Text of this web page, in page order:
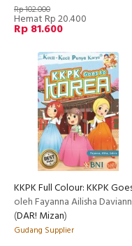
Rp 102.000
Hemat Rp 20.400
Rp 81.600
oleh Fayanna Ailisha Davianny, Naura Athaya Sharif, Zahra Roidah Amalia Hasna
(DAR! Mizan)
Gudang Supplier